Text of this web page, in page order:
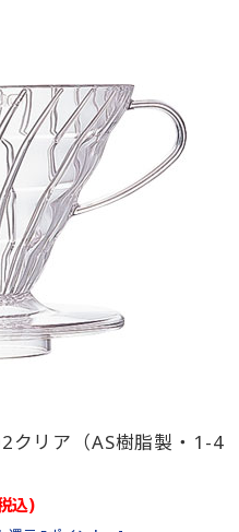
クリア（AS樹脂製・1-4
込)